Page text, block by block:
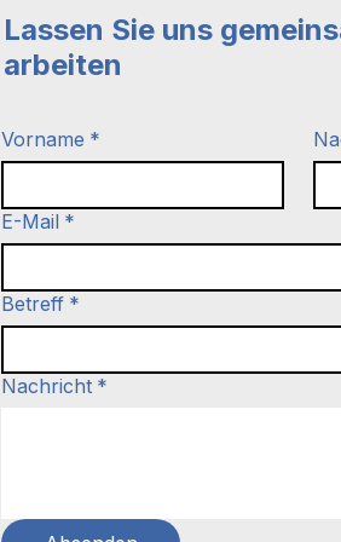
du Kunden Sicherheit und
ihrer Kaufentscheidung.
Lassen Sie uns
arbeiten
Vorname *
E-Mail *
Betreff *
Nachricht *